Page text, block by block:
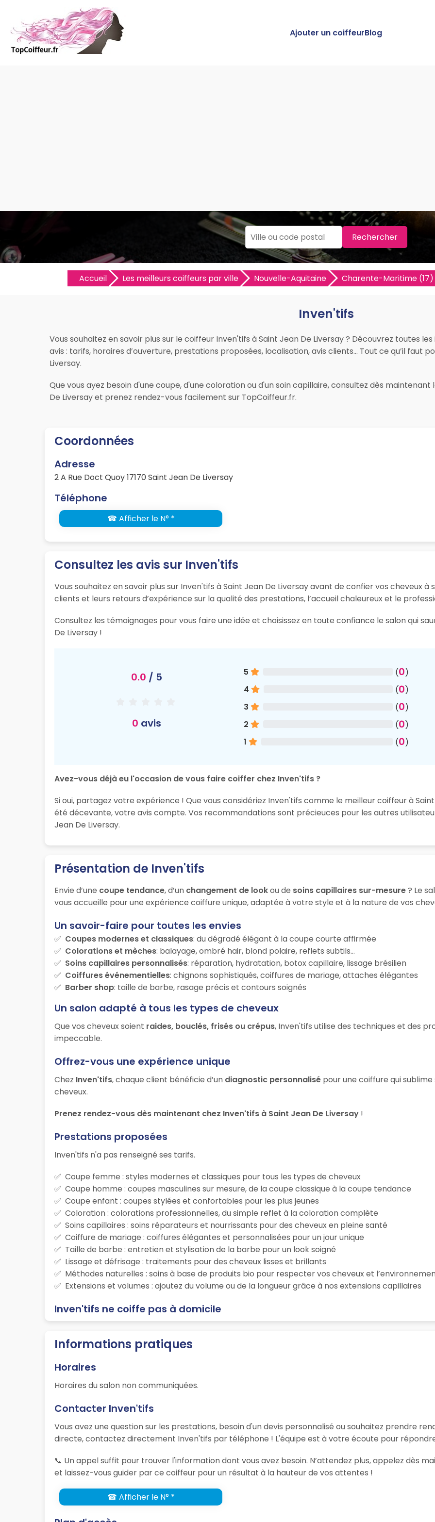
Ajouter un coiffeurBlog
Rechercher
Accueil Les meilleurs coiffeurs par ville Nouvelle-Aquitaine Charente-Maritime (17)
Inven'tifs
Vous souhaitez en savoir plus sur le coiffeur Inven'tifs à Saint Jean De Liversay ? Découvrez toutes
avis : tarifs, horaires d’ouverture, prestations proposées, localisation, avis clients… Tout ce qu’il faut
Liversay.
Que vous ayez besoin d'une coupe, d'une coloration ou d'un soin capillaire, consultez dès
De Liversay et prenez rendez-vous facilement sur TopCoiffeur.fr.
Coordonnées
Adresse
2 A Rue Doct Quoy 17170 Saint Jean De Liversay
Téléphone
☎ Afficher le N° *
Consultez les avis sur Inven'tifs
Vous souhaitez en savoir plus sur Inven'tifs à Saint Jean De Liversay avant de confier vos cheveux à
clients et leurs retours d’expérience sur la qualité des prestations, l’accueil chaleureux et le
Consultez les témoignages pour vous faire une idée et choisissez en toute confiance le salon qui
De Liversay !
0.0 / 5
0 avis
5 (0)
4
(0)
3
(0)
2
(0)
1
(0)
Avez-vous déjà eu l'occasion de vous faire coiffer chez Inven'tifs ?
Si oui, partagez votre expérience ! Que vous considériez Inven'tifs comme le meilleur coiffeur à
été décevante, votre avis compte. Vos recommandations sont précieuces pour les autres
Jean De Liversay.
Présentation de Inven'tifs
Envie d’une coupe tendance, d’un changement de lookou de soins capillaires sur-mesure? Le
vous accueille pour une expérience coiffure unique, adaptée à votre style et à la nature de vos
Un savoir-faire pour toutes les envies
Coupes modernes et classiques: du dégradé élégant à la coupe courte affirmée
Colorations et mèches: balayage, ombré hair, blond polaire, reflets subtils…
Soins capillaires personnalisés: réparation, hydratation, botox capillaire, lissage brésilien
Coiffures événementielles: chignons sophistiqués, coiffures de mariage, attaches élégantes
Barber shop: taille de barbe, rasage précis et contours soignés
Un salon adapté à tous les types de cheveux
Que vos cheveux soient raides, bouclés, frisés ou crépus, Inven'tifs utilise des techniques et des
impeccable.
Offrez-vous une expérience unique
Chez Inven'tifs, chaque client bénéficie d’un diagnostic personnalisé pour une coiffure qui
cheveux.
Prenez rendez-vous dès maintenant chez Inven'tifs à Saint Jean De Liversay !
Prestations proposées
Inven'tifs n'a pas renseigné ses tarifs.
Coupe femme : styles modernes et classiques pour tous les types de cheveux
Coupe homme : coupes masculines sur mesure, de la coupe classique à la coupe tendance
Coupe enfant : coupes stylées et confortables pour les plus jeunes
Coloration : colorations professionnelles, du simple reflet à la coloration complète
Soins capillaires : soins réparateurs et nourrissants pour des cheveux en pleine santé
Coiffure de mariage : coiffures élégantes et personnalisées pour un jour unique
Taille de barbe : entretien et stylisation de la barbe pour un look soigné
Lissage et défrisage : traitements pour des cheveux lisses et brillants
Méthodes naturelles : soins à base de produits bio pour respecter vos cheveux et
Extensions et volumes : ajoutez du volume ou de la longueur grâce à nos extensions capillaires
Inven'tifs ne coiffe pas à domicile
Informations pratiques
Horaires
Horaires du salon non communiquées.
Contacter Inven'tifs
Vous avez une question sur les prestations, besoin d'un devis personnalisé ou souhaitez prendre
directe, contactez directement Inven'tifs par téléphone ! L'équipe est à votre écoute pour
📞 Un appel suffit pour trouver l'information dont vous avez besoin. N’attendez plus, appelez dès
et laissez-vous guider par ce coiffeur pour un résultat à la hauteur de vos attentes !
☎ Afficher le N° *